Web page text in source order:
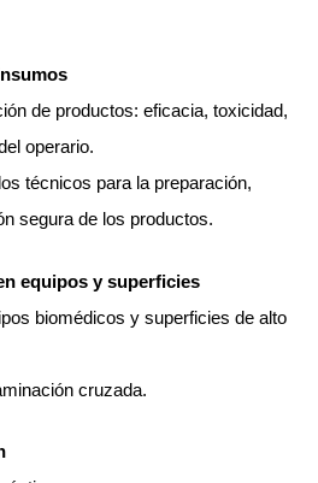
de productos: eficacia, toxicidad,
operario.
técnicos para la preparación,
segura de los productos.
equipos y superficies
biomédicos y superficies de alto
cruzada.